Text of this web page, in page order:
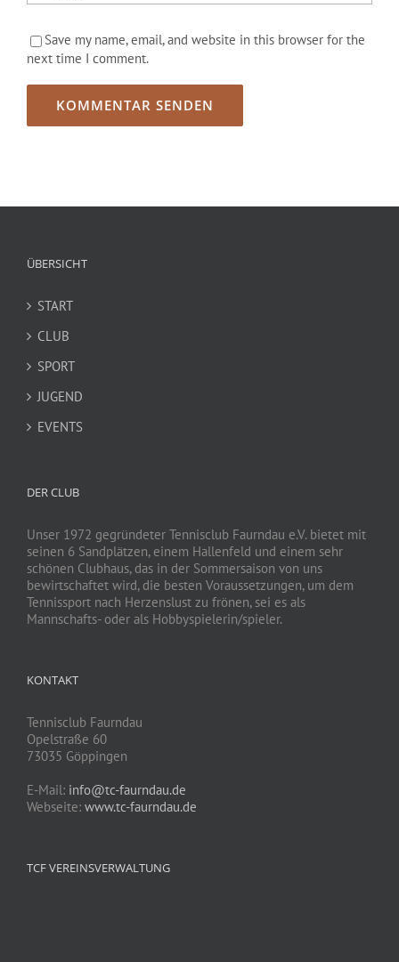
Save my name, email, and website in this browser for the
next time I comment.
ÜBERSICHT
START
CLUB
SPORT
JUGEND
EVENTS
DER CLUB
Unser 1972 gegründeter Tennisclub Faurndau e.V. bietet mit
seinen 6 Sandplätzen, einem Hallenfeld und einem sehr
schönen Clubhaus, das in der Sommersaison von uns
bewirtschaftet wird, die besten Voraussetzungen, um dem
Tennissport nach Herzenslust zu frönen, sei es als
Mannschafts- oder als Hobbyspielerin/spieler.
KONTAKT
Tennisclub Faurndau
Opelstraße 60
73035 Göppingen
E-Mail: info@tc-faurndau.de
Webseite: www.tc-faurndau.de
TCF VEREINSVERWALTUNG